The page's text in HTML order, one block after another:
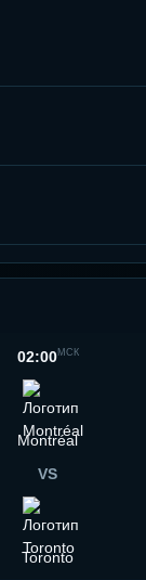
02:00МСК
Montréal
VS
Toronto